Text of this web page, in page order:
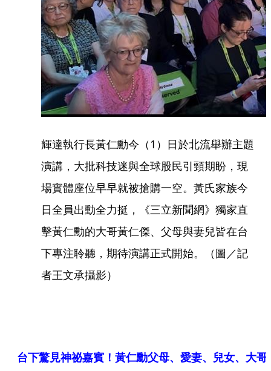
輝達執行長黃仁勳今（1）日於北流舉辦主題
演講，大批科技迷與全球股民引頸期盼，現
場實體座位早早就被搶購一空。黃氏家族今
日全員出動全力挺，《三立新聞網》獨家直
擊黃仁勳的大哥黃仁傑、父母與妻兒皆在台
下專注聆聽，期待演講正式開始。（圖／記
者王文承攝影）
台下驚見神祕嘉賓！黃仁勳父母、愛妻、兒女、大哥